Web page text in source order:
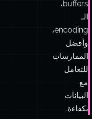
buffers،
الـ
encoding،
وأفضل
الممارسات
للتعامل
مع
البيانات
بكفاءة.